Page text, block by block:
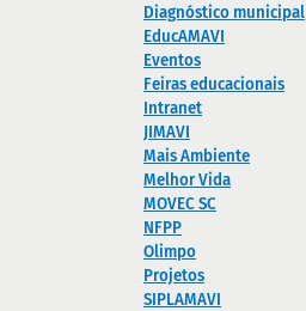
Diagnóstico municipal
EducAMAVI
Eventos
Feiras educacionais
Intranet
JIMAVI
Mais Ambiente
Melhor Vida
MOVEC SC
NFPP
Olimpo
Projetos
SIPLAMAVI